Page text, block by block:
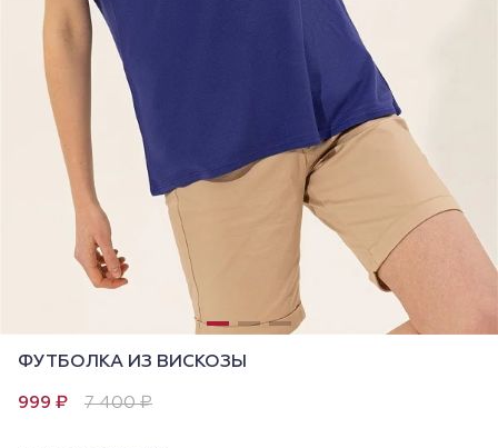
ФУТБОЛКА ИЗ ВИСКОЗЫ
999 ₽ 7 400 ₽